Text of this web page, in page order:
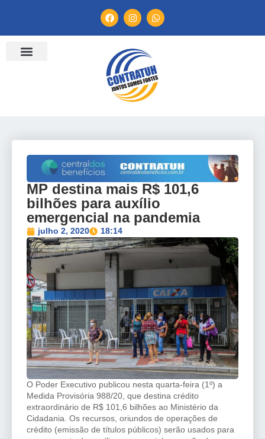
MP destina mais R$ 101,6
bilhões para auxílio
emergencial na pandemia
julho 2, 2020 18:14
O Poder Executivo publicou nesta quarta-feira (1º) a
Medida Provisória 988/20, que destina crédito
extraordinário de R$ 101,6 bilhões ao Ministério da
Cidadania. Os recursos, oriundos de operações de
crédito (emissão de títulos públicos) serão usados para